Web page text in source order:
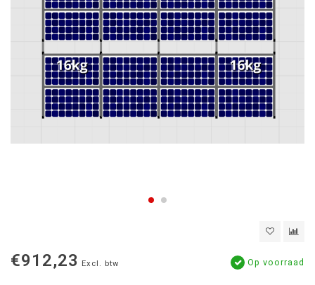
€912,23 Excl. btw Op voorraad